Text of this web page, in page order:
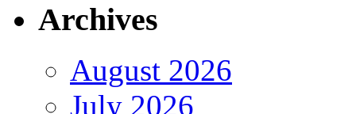
Archives
August 2026
July 2026